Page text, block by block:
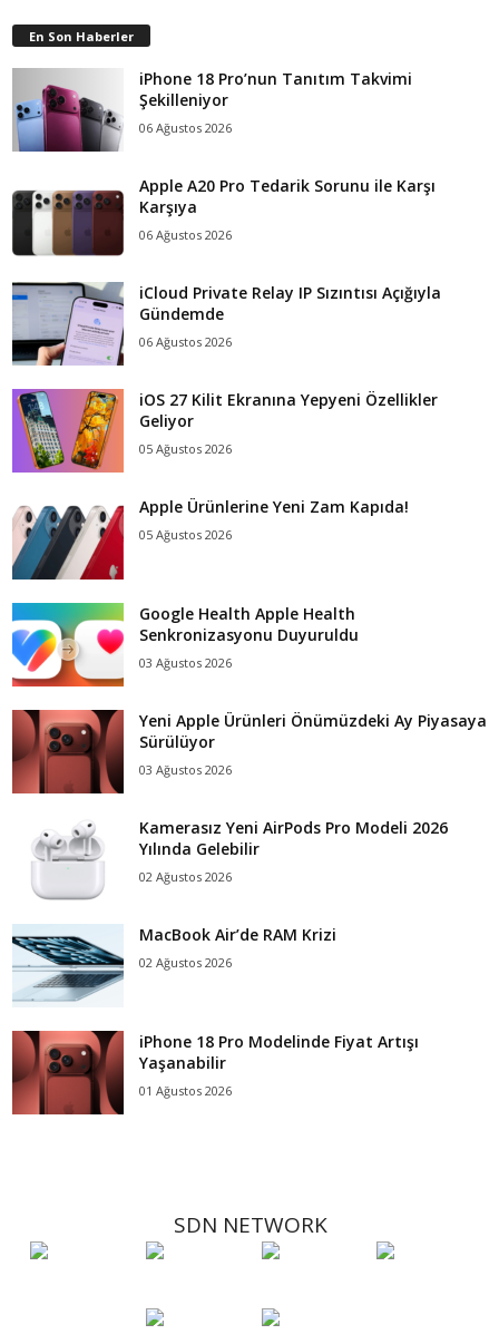
En Son Haberler
iPhone 18 Pro’nun Tanıtım Takvimi
Şekilleniyor
06 Ağustos 2026
Apple A20 Pro Tedarik Sorunu ile Karşı
Karşıya
06 Ağustos 2026
iCloud Private Relay IP Sızıntısı Açığıyla
Gündemde
06 Ağustos 2026
iOS 27 Kilit Ekranına Yepyeni Özellikler
Geliyor
05 Ağustos 2026
Apple Ürünlerine Yeni Zam Kapıda!
05 Ağustos 2026
Google Health Apple Health
Senkronizasyonu Duyuruldu
03 Ağustos 2026
Yeni Apple Ürünleri Önümüzdeki Ay Piyasaya
Sürülüyor
03 Ağustos 2026
Kamerasız Yeni AirPods Pro Modeli 2026
Yılında Gelebilir
02 Ağustos 2026
MacBook Air’de RAM Krizi
02 Ağustos 2026
iPhone 18 Pro Modelinde Fiyat Artışı
Yaşanabilir
01 Ağustos 2026
SDN NETWORK